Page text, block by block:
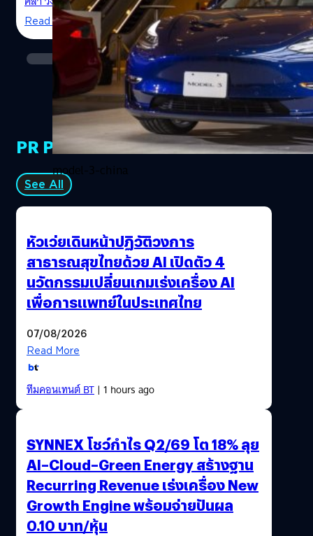
ทรอนิกส์และเครื่องใช้ไฟฟ้า, รองเท้า, เสื้อผ้าและเครื่อง
ประดับ, คอมพิวเตอร์และอุปกรณ์, และสินค้าไหมพรมถัก
หากมองง่าย ๆ…
model-3-china
Read More
PR Partners
See All
หัวเว่ยเดินหน้าปฏิวัติวงการ
สาธารณสุขไทยด้วย AI เปิดตัว 4
นวัตกรรมเปลี่ยนเกมเร่งเครื่อง AI
เพื่อการแพทย์ในประเทศไทย
07/08/2026
Read More
ทีมคอนเทนต์ BT| 1 hours ago
SYNNEX โชว์กำไร Q2/69 โต 18% ลุย
AI–Cloud–Green Energy สร้างฐาน
Recurring Revenue เร่งเครื่อง New
Growth Engine พร้อมจ่ายปันผล
0.10 บาท/หุ้น